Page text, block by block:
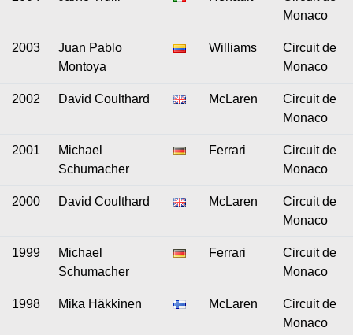
Monaco
2003
Juan Pablo
Montoya
Williams
Circuit de
Monaco
2002 David Coulthard McLaren
Circuit de
Monaco
2001
Michael
Schumacher
Ferrari
Circuit de
Monaco
2000 David Coulthard McLaren
Circuit de
Monaco
1999
Michael
Schumacher
Ferrari
Circuit de
Monaco
1998 Mika Häkkinen McLaren
Circuit de
Monaco